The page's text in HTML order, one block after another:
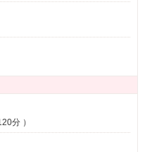
分 ）